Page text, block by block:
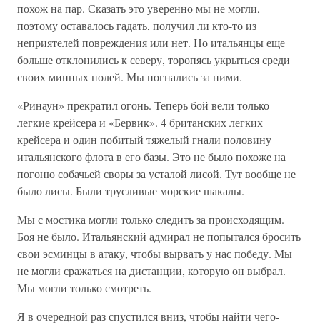
похож на пар. Сказать это уверенно мы не могли,
поэтому оставалось гадать, получил ли кто-то из
неприятелей повреждения или нет. Но итальянцы еще
больше отклонились к северу, торопясь укрыться среди
своих минных полей. Мы погнались за ними.
«Ринаун» прекратил огонь. Теперь бой вели только
легкие крейсера и «Бервик». 4 британских легких
крейсера и один побитый тяжелый гнали половину
итальянского флота в его базы. Это не было похоже на
погоню собачьей своры за усталой лисой. Тут вообще не
было лисы. Были трусливые морские шакалы.
Мы с мостика могли только следить за происходящим.
Боя не было. Итальянский адмирал не попытался бросить
свои эсминцы в атаку, чтобы вырвать у нас победу. Мы
не могли сражаться на дистанции, которую он выбрал.
Мы могли только смотреть.
Я в очередной раз спустился вниз, чтобы найти чего-